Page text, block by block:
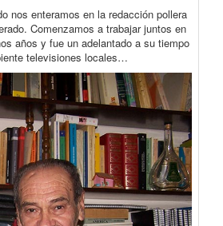
enteramos en la redacción pollera
Comenzamos a trabajar juntos en
años y fue un adelantado a su tiempo
televisiones locales…